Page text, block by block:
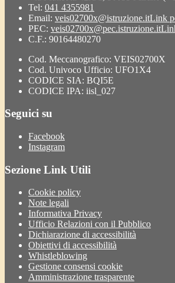
Tel: 041 4355981
Email: veis02700x@istruzione.itLink
PEC: veis02700x@pec.istruzione.it
C.F.: 90164480270
Cod. Meccanografico: VEIS02700X
Cod. Univoco Ufficio: UFO1X4
CODICE SIA: BQI5E
CODICE IPA: iisl_027
Seguici su
Facebook
Instagram
Sezione Link Utili
Cookie policy
Note legali
Informativa Privacy
Ufficio Relazioni con il Pubblico
Dichiarazione di accessibilità
Obiettivi di accessibilità
Whistleblowing
Gestione consensi cookie
Amministrazione trasparente